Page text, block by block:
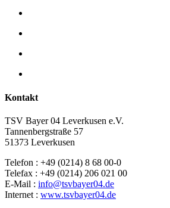
Kontakt
TSV Bayer 04 Leverkusen e.V.
Tannenbergstraße 57
51373 Leverkusen
Telefon : +49 (0214) 8 68 00-0
Telefax : +49 (0214) 206 021 00
E-Mail : info@tsvbayer04.de
Internet : www.tsvbayer04.de